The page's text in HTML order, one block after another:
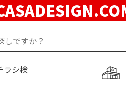
ラシ検